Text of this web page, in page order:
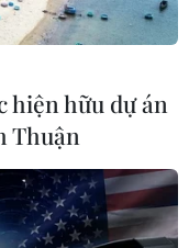
hiện hữu dự án
Thuận